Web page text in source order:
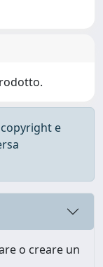
e
o creare un